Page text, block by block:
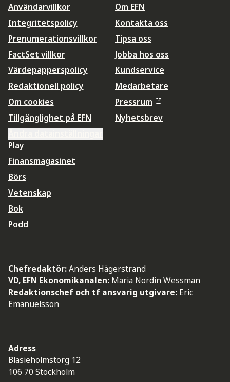
Användarvillkor
Integritetspolicy
Prenumerationsvillkor
FactSet villkor
Värdepapperspolicy
Redaktionell policy
Om cookies
Tillgänglighet på EFN
Om EFN
Kontakta oss
Tipsa oss
Jobba hos oss
Kundservice
Medarbetare
Pressrum
Nyhetsbrev
Play
Finansmagasinet
Börs
Vetenskap
Bok
Podd
Chefredaktör:Anders Hägerstrand
VD, EFN Ekonomikanalen: Maria Nordin Wessman
Redaktionschef och tf ansvarig utgivare: Eric
Emanuelsson
Adress
Blasieholmstorg 12
106 70 Stockholm